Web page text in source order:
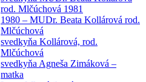
rod. Mlčúchová 1981
1980 – MUDr. Beata Kollárová rod.
Mlčúchová
svedkyňa Kollárová, rod.
Mlčúchová
svedkyňa Agneša Zimáková –
matka